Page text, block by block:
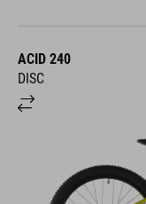
ACID 240
DISC